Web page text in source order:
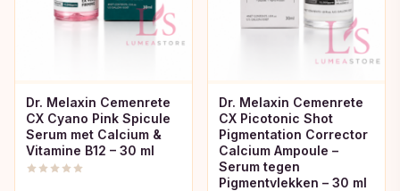
Dr. Melaxin Cemenrete
CX Cyano Pink Spicule
Serum met Calcium &
Vitamine B12 – 30 ml
Dr. Melaxin Cemenrete
CX Picotonic Shot
Pigmentation Corrector
Calcium Ampoule –
Serum tegen
Pigmentvlekken – 30 ml